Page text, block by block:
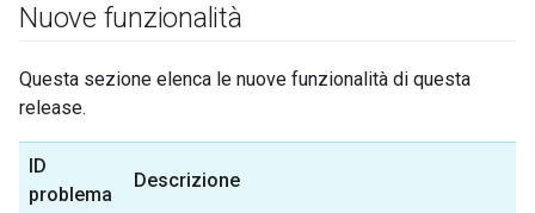
Nuove funzionalità
Questa sezione elenca le nuove funzionalità di questa
release.
ID
problema
Descrizione